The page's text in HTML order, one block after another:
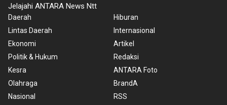
Jelajahi ANTARA News Ntt
Daerah
Lintas Daerah
Ekonomi
Politik & Hukum
Kesra
Olahraga
Nasional
Hiburan
Internasional
Artikel
Redaksi
ANTARA Foto
BrandA
RSS